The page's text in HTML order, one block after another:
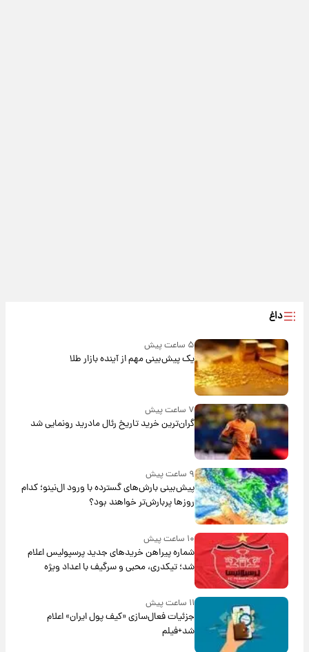
داغ
۵ ساعت پیش
یک پیش‌بینی مهم از آینده بازار طلا
۷ ساعت پیش
گران‌ترین خرید تاریخ رئال مادرید رونمایی شد
۹ ساعت پیش
پیش‌بینی بارش‌های گسترده با ورود ال‌نینو؛ کدام
روزها پربارش‌تر خواهند بود؟
۱۰ ساعت پیش
شماره پیراهن خریدهای جدید پرسپولیس اعلام
شد؛ تیکدری، محبی و سرگیف با اعداد ویژه
۱۱ ساعت پیش
جزئیات فعال‌سازی «کیف پول ایران» اعلام
شد+فیلم